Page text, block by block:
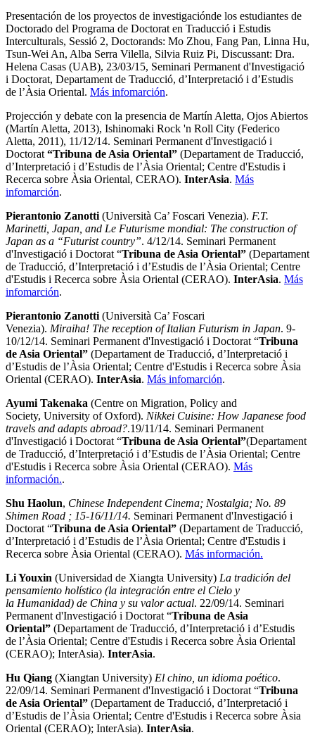
Presentación de los proyectos de investigaciónde los estudiantes de
Doctorado del Programa de Doctorat en Traducció i Estudis
Interculturals, Sessió 2, Doctorands: Mo Zhou, Fang Pan, Linna Hu,
Tsun-Wei An, Alba Serra Vilella, Silvia Ruiz Pi, Discussant: Dra.
Helena Casas (UAB), 23/03/15, Seminari Permanent d'Investigació
i Doctorat, Departament de Traducció, d’Interpretació i d’Estudis
de l’Àsia Oriental. Más infomarción.
Projección y debate con la presencia de Martín Aletta, Ojos Abiertos
(Martín Aletta, 2013), Ishinomaki Rock 'n Roll City (Federico
Aletta, 2011), 11/12/14. Seminari Permanent d'Investigació i
Doctorat “Tribuna de Asia Oriental” (Departament de Traducció,
d’Interpretació i d’Estudis de l’Àsia Oriental; Centre d'Estudis i
Recerca sobre Àsia Oriental, CERAO). InterAsia. Más
infomarción.
Pierantonio Zanotti (Università Ca’ Foscari Venezia). F.T.
Marinetti, Japan, and Le Futurisme mondial: The construction of
Japan as a “Futurist country”. 4/12/14. Seminari Permanent
d'Investigació i Doctorat “Tribuna de Asia Oriental” (Departament
de Traducció, d’Interpretació i d’Estudis de l’Àsia Oriental; Centre
d'Estudis i Recerca sobre Àsia Oriental (CERAO). InterAsia. Más
infomarción.
Pierantonio Zanotti (Università Ca’ Foscari
Venezia). Miraiha! The reception of Italian Futurism in Japan. 9-
10/12/14. Seminari Permanent d'Investigació i Doctorat “Tribuna
de Asia Oriental” (Departament de Traducció, d’Interpretació i
d’Estudis de l’Àsia Oriental; Centre d'Estudis i Recerca sobre Àsia
Oriental (CERAO). InterAsia. Más infomarción.
Ayumi Takenaka (Centre on Migration, Policy and
Society, University of Oxford). Nikkei Cuisine: How Japanese food
travels and adapts abroad?.19/11/14. Seminari Permanent
d'Investigació i Doctorat “Tribuna de Asia Oriental”(Departament
de Traducció, d’Interpretació i d’Estudis de l’Àsia Oriental; Centre
d'Estudis i Recerca sobre Àsia Oriental (CERAO). Más
información..
Shu Haolun, Chinese Independent Cinema; Nostalgia; No. 89
Shimen Road ; 15-16/11/14. Seminari Permanent d'Investigació i
Doctorat “Tribuna de Asia Oriental” (Departament de Traducció,
d’Interpretació i d’Estudis de l’Àsia Oriental; Centre d'Estudis i
Recerca sobre Àsia Oriental (CERAO). Más información.
Li Youxin (Universidad de Xiangta University) La tradición del
pensamiento holístico (la integración entre el Cielo y
la Humanidad) de China y su valor actual. 22/09/14. Seminari
Permanent d'Investigació i Doctorat “Tribuna de Asia
Oriental” (Departament de Traducció, d’Interpretació i d’Estudis
de l’Àsia Oriental; Centre d'Estudis i Recerca sobre Àsia Oriental
(CERAO); InterAsia). InterAsia.
Hu Qiang (Xiangtan University) El chino, un idioma poético.
22/09/14. Seminari Permanent d'Investigació i Doctorat “Tribuna
de Asia Oriental” (Departament de Traducció, d’Interpretació i
d’Estudis de l’Àsia Oriental; Centre d'Estudis i Recerca sobre Àsia
Oriental (CERAO); InterAsia). InterAsia.